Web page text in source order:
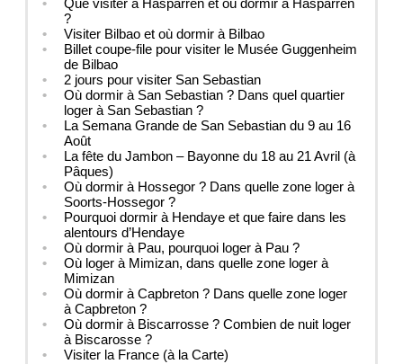
Que visiter à Hasparren et où dormir à Hasparren
?
Visiter Bilbao et où dormir à Bilbao
Billet coupe-file pour visiter le Musée Guggenheim
de Bilbao
2 jours pour visiter San Sebastian
Où dormir à San Sebastian ? Dans quel quartier
loger à San Sebastian ?
La Semana Grande de San Sebastian du 9 au 16
Août
La fête du Jambon – Bayonne du 18 au 21 Avril (à
Pâques)
Où dormir à Hossegor ? Dans quelle zone loger à
Soorts-Hossegor ?
Pourquoi dormir à Hendaye et que faire dans les
alentours d’Hendaye
Où dormir à Pau, pourquoi loger à Pau ?
Où loger à Mimizan, dans quelle zone loger à
Mimizan
Où dormir à Capbreton ? Dans quelle zone loger
à Capbreton ?
Où dormir à Biscarrosse ? Combien de nuit loger
à Biscarosse ?
Visiter la France (à la Carte)